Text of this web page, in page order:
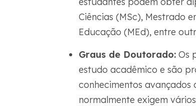
Ciências (MSc), Mestrado
Educação (MEd), entre
Graus de Doutorado:Os
estudo acadêmico e são
conhecimentos avançados
normalmente exigem